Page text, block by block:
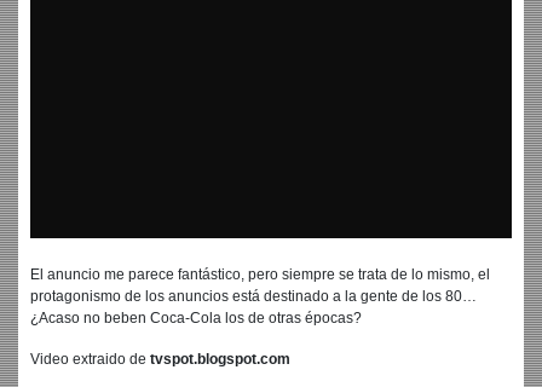
El anuncio me parece fantástico, pero siempre se trata de lo mismo, el
protagonismo de los anuncios está destinado a la gente de los 80…
¿Acaso no beben Coca-Cola los de otras épocas?
Video extraido de tvspot.blogspot.com